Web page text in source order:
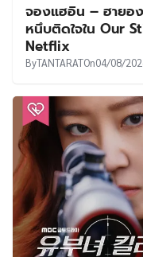
จองแฮอิน – ฮายอง
หนึบติดใจใน Our
Netflix
ByTANTARATOn04/08/